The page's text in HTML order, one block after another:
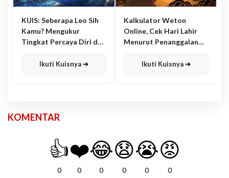
KUIS: Seberapa Leo Sih
Kamu? Mengukur
Tingkat Percaya Diri dan
Ikuti Kuisnya ➔
Kalkulator Weton
Online, Cek Hari Lahir
Menurut Penanggalan
Ikuti Kuisnya ➔
KOMENTAR
👍
0
❤️
0
😂
0
😧
0
😭
0
😡
0